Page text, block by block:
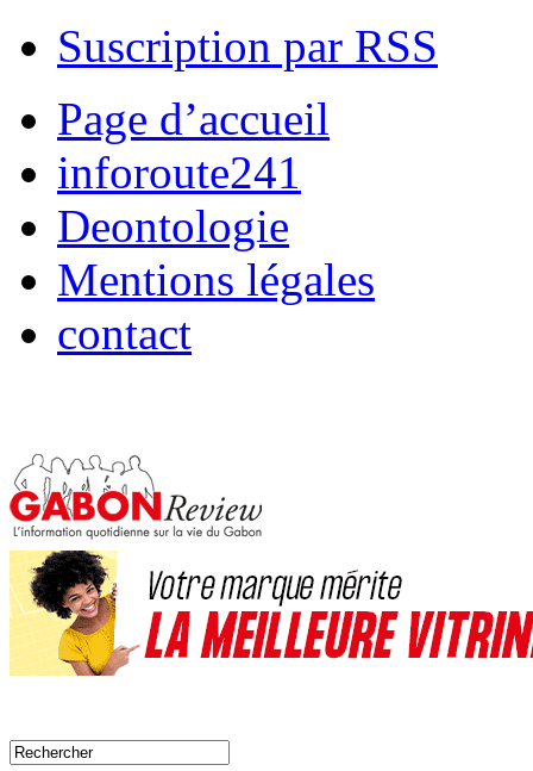
Suscription par RSS
Page d’accueil
inforoute241
Deontologie
Mentions légales
contact